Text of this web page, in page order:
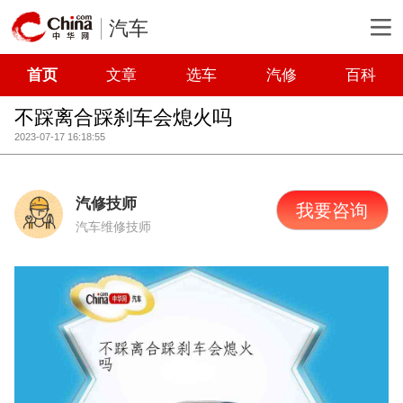
汽车
首页 文章 选车 汽修 百科
不踩离合踩刹车会熄火吗
2023-07-17 16:18:55
汽修技师
汽车维修技师
我要咨询